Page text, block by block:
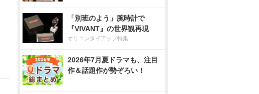
「別班のよう」腕時計で
『VIVANT』の世界観再現
オリコンタイアップ特集
2026年7月夏ドラマも、注目
作＆話題作が勢ぞろい！